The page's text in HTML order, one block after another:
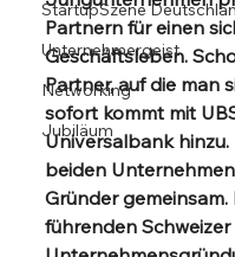
StartupSzene
Unternehmergeist
Networking
Jubiläum
Partnern für einen
Geschäftsleben.
Partner, auf die man
sofort kommt mit
Universalbank
beiden
Gründer
führenden